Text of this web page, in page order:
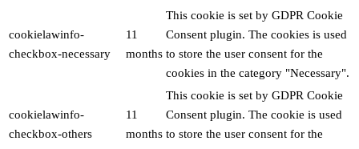
cookielawinfo-
checkbox-necessary
11
months
This cookie is set by GDPR Cookie
Consent plugin. The cookies is used
to store the user consent for the
cookies in the category "Necessary".
cookielawinfo-
checkbox-others
11
months
This cookie is set by GDPR Cookie
Consent plugin. The cookie is used
to store the user consent for the